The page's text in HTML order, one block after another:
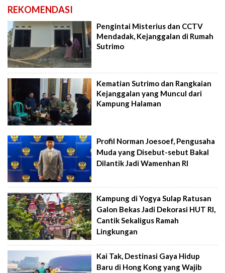
REKOMENDASI
Pengintai Misterius dan CCTV
Mendadak, Kejanggalan di Rumah
Sutrimo
Kematian Sutrimo dan Rangkaian
Kejanggalan yang Muncul dari
Kampung Halaman
Profil Norman Joesoef, Pengusaha
Muda yang Disebut-sebut Bakal
Dilantik Jadi Wamenhan RI
Kampung di Yogya Sulap Ratusan
Galon Bekas Jadi Dekorasi HUT RI,
Cantik Sekaligus Ramah
Lingkungan
Kai Tak, Destinasi Gaya Hidup
Baru di Hong Kong yang Wajib